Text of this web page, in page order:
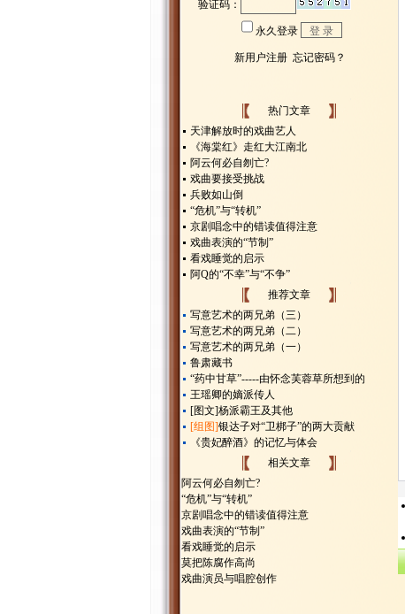
热门文章
天津解放时的戏曲艺人
《海棠红》走红大江南北
阿云何必自刎亡?
戏曲要接受挑战
兵败如山倒
“危机”与“转机”
京剧唱念中的错读值得注意
戏曲表演的“节制”
看戏睡觉的启示
阿Q的“不幸”与“不争”
推荐文章
写意艺术的两兄弟（三）
写意艺术的两兄弟（二）
写意艺术的两兄弟（一）
鲁肃藏书
“药中甘草”-----由怀念芙蓉草所想到的
王瑶卿的嫡派传人
[图文]杨派霸王及其他
[组图]银达子对“卫梆子”的两大贡献
《贵妃醉酒》的记忆与体会
相关文章
阿云何必自刎亡?
“危机”与“转机”
京剧唱念中的错读值得注意
戏曲表演的“节制”
看戏睡觉的启示
莫把陈腐作高尚
戏曲演员与唱腔创作